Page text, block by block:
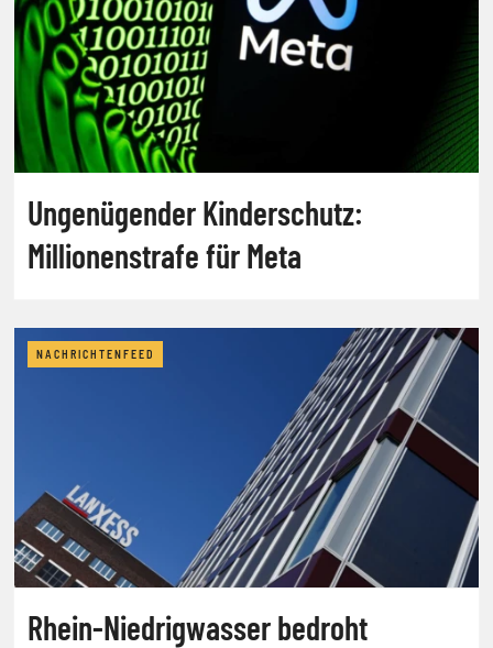
Ungenügender Kinderschutz:
Millionenstrafe für Meta
NACHRICHTENFEED
Rhein-Niedrigwasser bedroht